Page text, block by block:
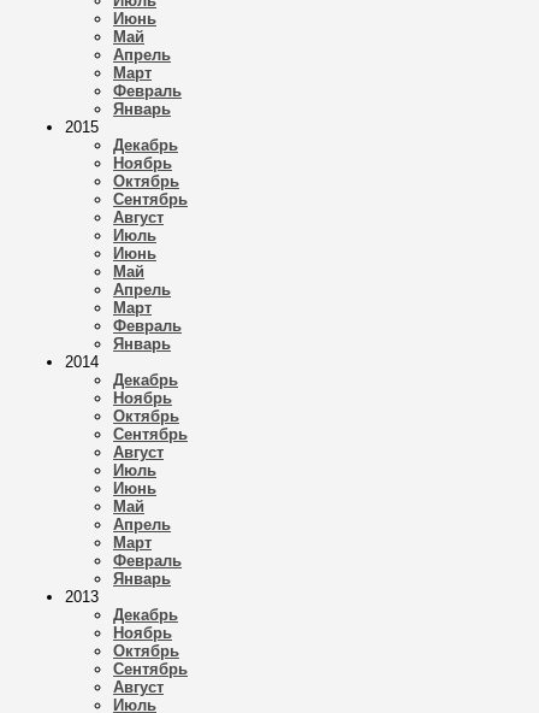
Июнь
Май
Апрель
Март
Февраль
Январь
2015
Декабрь
Ноябрь
Октябрь
Сентябрь
Август
Июль
Июнь
Май
Апрель
Март
Февраль
Январь
2014
Декабрь
Ноябрь
Октябрь
Сентябрь
Август
Июль
Июнь
Май
Апрель
Март
Февраль
Январь
2013
Декабрь
Ноябрь
Октябрь
Сентябрь
Август
Июль